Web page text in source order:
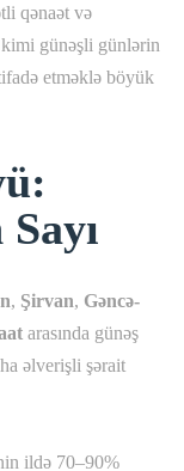
qənaət və
kimi günəşli günlərin
etməklə böyük
, Şirvan, Gəncə-
arasında günəş
əlverişli şərait
ildə 70–90%